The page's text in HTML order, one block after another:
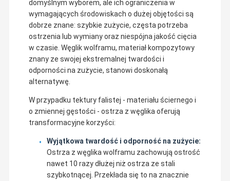
domyślnym wyborem, ale ich ograniczenia w
wymagających środowiskach o dużej objętości są
dobrze znane: szybkie zużycie, częsta potrzeba
ostrzenia lub wymiany oraz niespójna jakość cięcia
w czasie. Węglik wolframu, materiał kompozytowy
znany ze swojej ekstremalnej twardości i
odporności na zużycie, stanowi doskonałą
alternatywę.
W przypadku tektury falistej - materiału ściernego i
o zmiennej gęstości - ostrza z węglika oferują
transformacyjne korzyści:
Wyjątkowa twardość i odporność na zużycie:
Ostrza z węglika wolframu zachowują ostrość
nawet 10 razy dłużej niż ostrza ze stali
szybkotnącej. Przekłada się to na znacznie